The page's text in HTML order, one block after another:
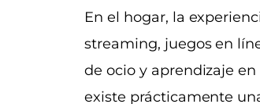
En el hogar, la
streaming, juegos en
de ocio y aprendizaje
existe prácticamente